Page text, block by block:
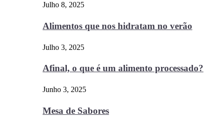
Julho 8, 2025
Alimentos que nos hidratam no verão
Julho 3, 2025
Afinal, o que é um alimento processado?
Junho 3, 2025
Mesa de Sabores